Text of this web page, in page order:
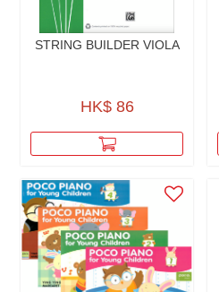
STRING BUILDER VIOLA
HK$ 86